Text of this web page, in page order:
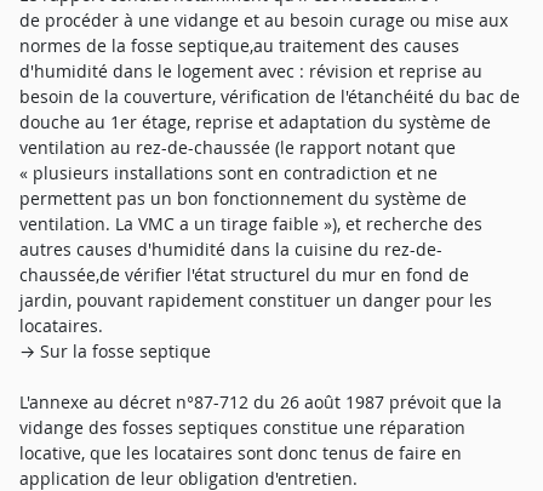
de procéder à une vidange et au besoin curage ou mise aux
normes de la fosse septique,au traitement des causes
d'humidité dans le logement avec : révision et reprise au
besoin de la couverture, vérification de l'étanchéité du bac de
douche au 1er étage, reprise et adaptation du système de
ventilation au rez-de-chaussée (le rapport notant que
« plusieurs installations sont en contradiction et ne
permettent pas un bon fonctionnement du système de
ventilation. La VMC a un tirage faible »), et recherche des
autres causes d'humidité dans la cuisine du rez-de-
chaussée,de vérifier l'état structurel du mur en fond de
jardin, pouvant rapidement constituer un danger pour les
locataires.
→ Sur la fosse septique
L'annexe au décret n°87-712 du 26 août 1987 prévoit que la
vidange des fosses septiques constitue une réparation
locative, que les locataires sont donc tenus de faire en
application de leur obligation d'entretien.